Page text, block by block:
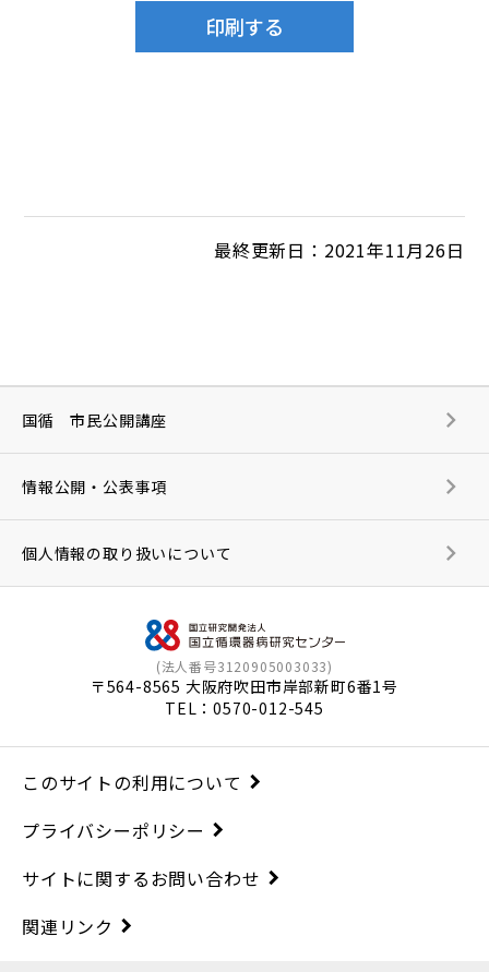
最終更新日：2021年11月26日
(法人番号3120905003033)
〒564-8565 大阪府吹田市岸部新町6番1号
TEL：0570-012-545
国循 市民公開講座
情報公開・公表事項
個人情報の取り扱いについて
このサイトの利用について
プライバシーポリシー
サイトに関するお問い合わせ
関連リンク